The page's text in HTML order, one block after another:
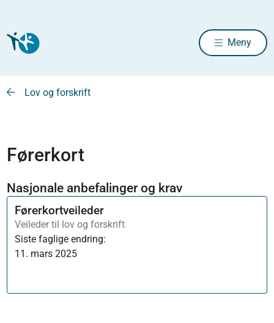
Meny
Lov og forskrift
Førerkort
Nasjonale anbefalinger og krav
Førerkortveileder
Veileder til lov og forskrift
Siste faglige endring:
11. mars 2025